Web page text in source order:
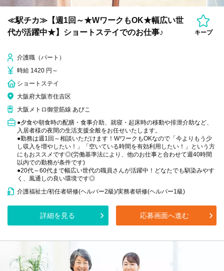
≪駅チカ≫【週1回～★WワークもOK★幅広い世
代が活躍中★】ショートステイでのお仕事♪
キープ
介護職（パート）
時給 1420 円～
ショートステイ
大阪府大阪市住吉区
大阪メトロ御堂筋線 あびこ
●夕食や朝食時の配膳・食事介助、就寝・起床時の移動や排泄介助など、
入居者様の夜間の生活支援全般をお任せいたします。
●勤務は週1回～相談いただけます！WワークもOKなので「今よりもう少
し収入を増やしたい！」「空いている時間を有効利用したい！」という方
にもおススメです◎(労働基準法により、他のお仕事と合わせて週40時間
以内での勤務が条件です)
●20代～60代まで幅広い世代の職員さんが活躍中！どなたでも馴染みやす
く、風通しの良い環境です◎
介護福祉士/初任者研修(ヘルパー2級)/実務者研修(ヘルパー1級)
詳細を見る 応募画面へ進む